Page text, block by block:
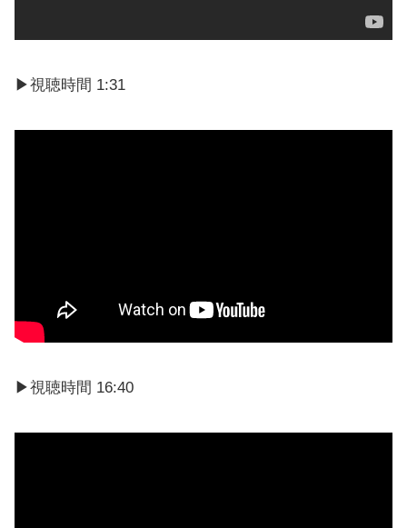
▶視聴時間 1:31
▶視聴時間 16:40